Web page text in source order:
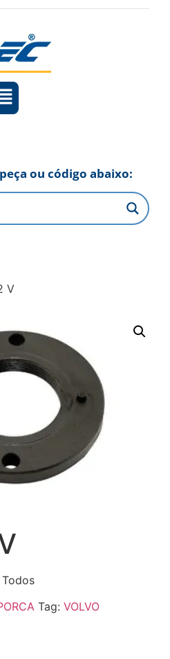
ou código abaixo:
V
Tag: VOLVO